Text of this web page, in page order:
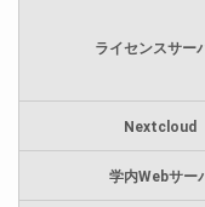
ライセンスサー
Nextcloud
学内Webサー